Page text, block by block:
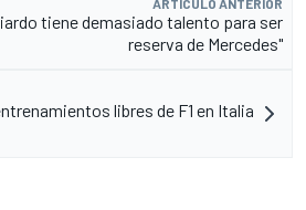
tiene demasiado talento para ser
reserva de Mercedes"
libres de F1 en Italia